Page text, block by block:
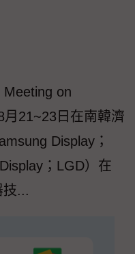
on
21~23日在南韓濟
Display；
；LGD）在
技...